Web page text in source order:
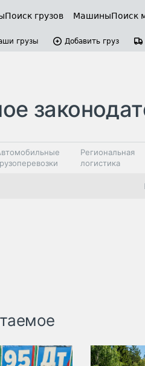
Поиск грузов МашиныПоиск
грузы Добавить груз
Региональная
логистика